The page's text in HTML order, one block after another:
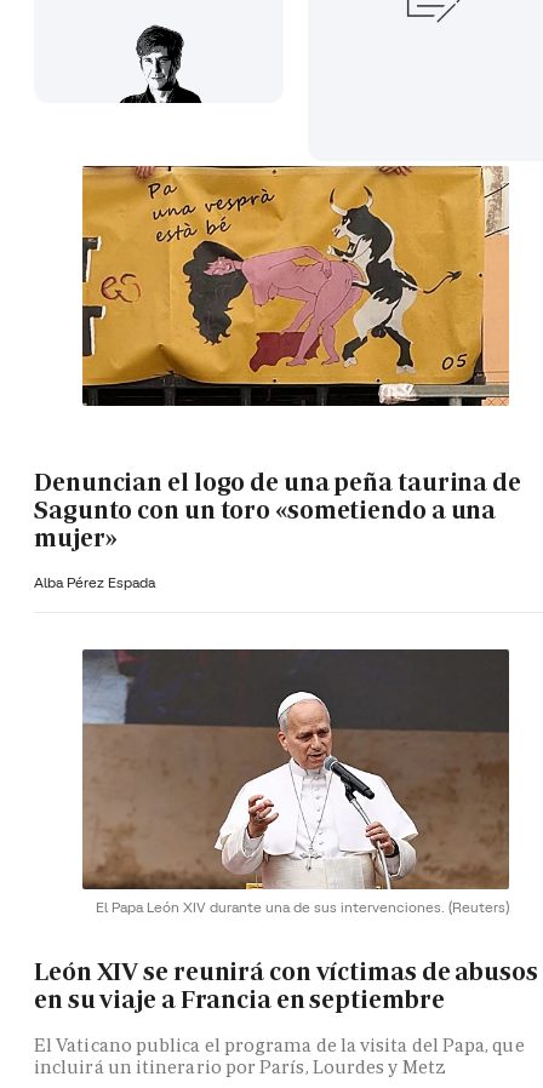
Denuncian el logo de una peña taurina de
Sagunto con un toro «sometiendo a una
mujer»
Alba Pérez Espada
El Papa León XIV durante una de sus intervenciones. (Reuters)
León XIV se reunirá con víctimas de abusos
en su viaje a Francia en septiembre
El Vaticano publica el programa de la visita del Papa, que
incluirá un itinerario por París, Lourdes y Metz